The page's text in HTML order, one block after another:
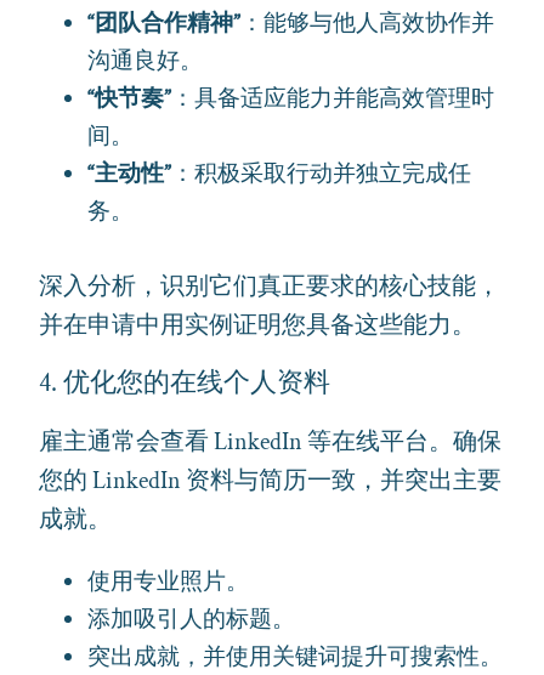
“团队合作精神”：能够与他人高效协作并
沟通良好。
“快节奏”：具备适应能力并能高效管理时
间。
“主动性”：积极采取行动并独立完成任
务。
深入分析，识别它们真正要求的核心技能，
并在申请中用实例证明您具备这些能力。
4. 优化您的在线个人资料
雇主通常会查看 LinkedIn 等在线平台。确保
您的 LinkedIn 资料与简历一致，并突出主要
成就。
使用专业照片。
添加吸引人的标题。
突出成就，并使用关键词提升可搜索性。